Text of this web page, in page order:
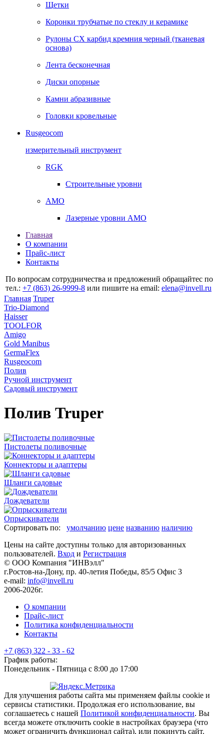
Щетки
Коронки трубчатые по стеклу и керамике
Рулоны CX карбид кремния черный (тканевая
основа)
Лента бесконечная
Диски опорные
Камни абразивные
Головки кровельные
Rusgeocom
измерительный инструмент
RGK
Строительные уровни
AMO
Лазерные уровни AMO
Главная
О компании
Прайс-лист
Контакты
По вопросам сотрудничества и предложений обращайтес по
тел.: +7 (863) 26‐9999‐8 или пишите на email: elena@invell.ru
Главная Truper
Trio-Diamond
Haisser
TOOLFOR
Amigo
Gold Manibus
GermaFlex
Rusgeocom
Полив
Ручной инструмент
Садовый инструмент
Полив Truper
Пистолеты поливочные
Коннекторы и адаптеры
Шланги садовые
Дождеватели
Опрыскиватели
Сортировать по: умолчанию цене названию наличию
Цены на сайте доступны только для авторизованных
пользователей. Вход и Регистрация
© ООО Компания "ИНВэлл"
г.Ростов-на-Дону, пр. 40-летия Победы, 85/5 Офис 3
e-mail: info@invell.ru
2006-2026г.
О компании
Прайс-лист
Политика конфиденциальности
Контакты
+7 (863) 322 - 33 - 62
График работы:
Понедельник - Пятница с 8:00 до 17:00
Для улучшения работы сайта мы применяем файлы cookie и
сервисы статистики. Продолжая его использование, вы
соглашаетесь с нашей Политикой конфиденциальности. Вы
всегда можете отключить cookie в настройках браузера (что
может ограничить функционал сайта), или покинуть сайт.